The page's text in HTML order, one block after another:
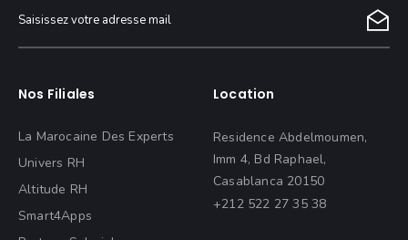
Nos Filiales
La Marocaine Des Experts
Univers RH
Altitude RH
Smart4Apps
Location
Residence Abdelmoumen,
Imm 4, Bd Raphael,
Casablanca 20150
+212 522 27 35 38